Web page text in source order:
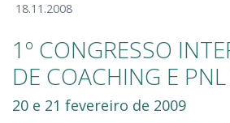
18.11.2008
1º CONGRESSO
DE COACHING E
20 e 21 fevereiro de 2009